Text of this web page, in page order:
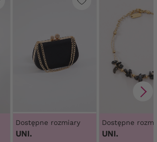
Dostępne rozmiary
UNI.
Dostępne
UNI.